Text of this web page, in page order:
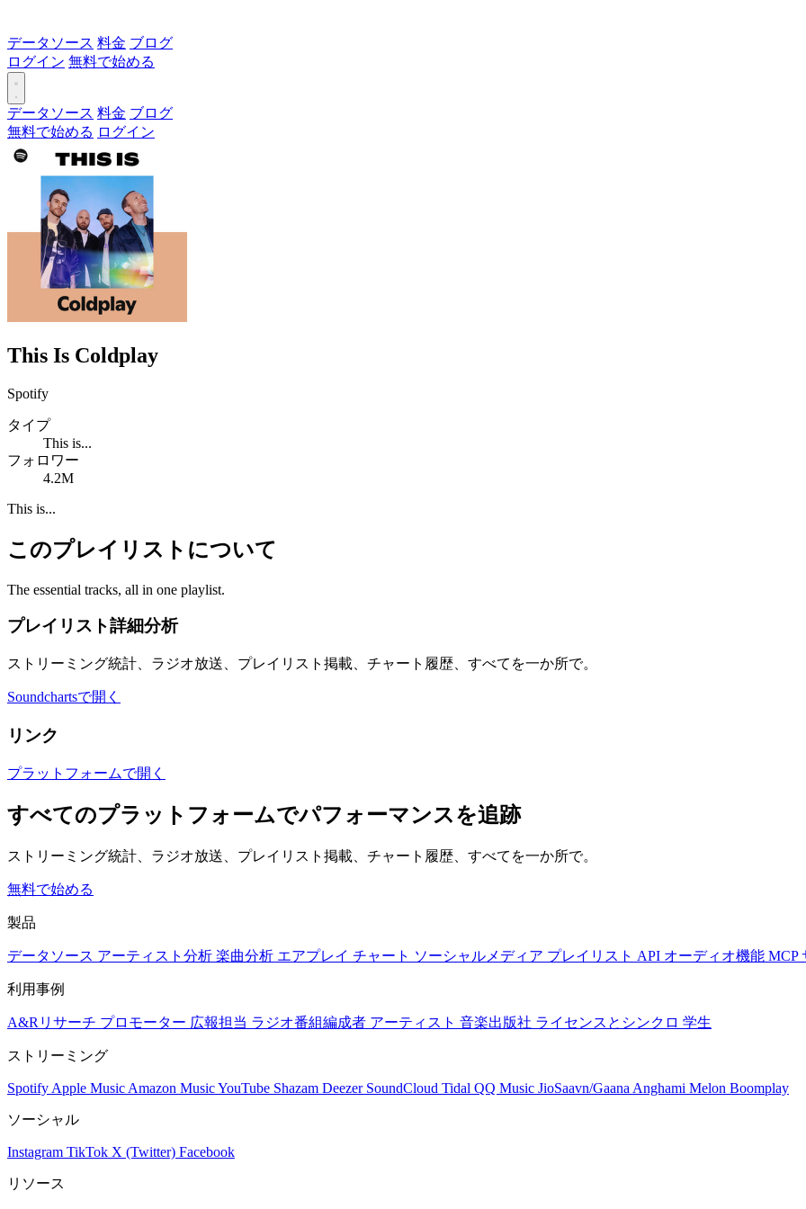
データソース 料金 ブログ
ログイン 無料で始める
データソース 料金 ブログ
無料で始める ログイン
This Is Coldplay
Spotify
タイプ
This is...
フォロワー
4.2M
This is...
このプレイリストについて
The essential tracks, all in one playlist.
プレイリスト詳細分析
ストリーミング統計、ラジオ放送、プレイリスト掲載、チャート履歴、すべてを一か所で。
Soundchartsで開く
リンク
プラットフォームで開く
すべてのプラットフォームでパフォーマンスを追跡
ストリーミング統計、ラジオ放送、プレイリスト掲載、チャート履歴、すべてを一か所で。
無料で始める
製品
データソース アーティスト分析 楽曲分析 エアプレイ チャート ソーシャルメディア プレイリスト API オーディオ機能 MCP
利用事例
A&Rリサーチ プロモーター 広報担当 ラジオ番組編成者 アーティスト 音楽出版社 ライセンスとシンクロ 学生
ストリーミング
Spotify Apple Music Amazon MusicYouTube Shazam Deezer SoundCloud Tidal QQ Music JioSaavn/Gaana Anghami Melon Boomplay
ソーシャル
Instagram TikTok X (Twitter) Facebook
リソース